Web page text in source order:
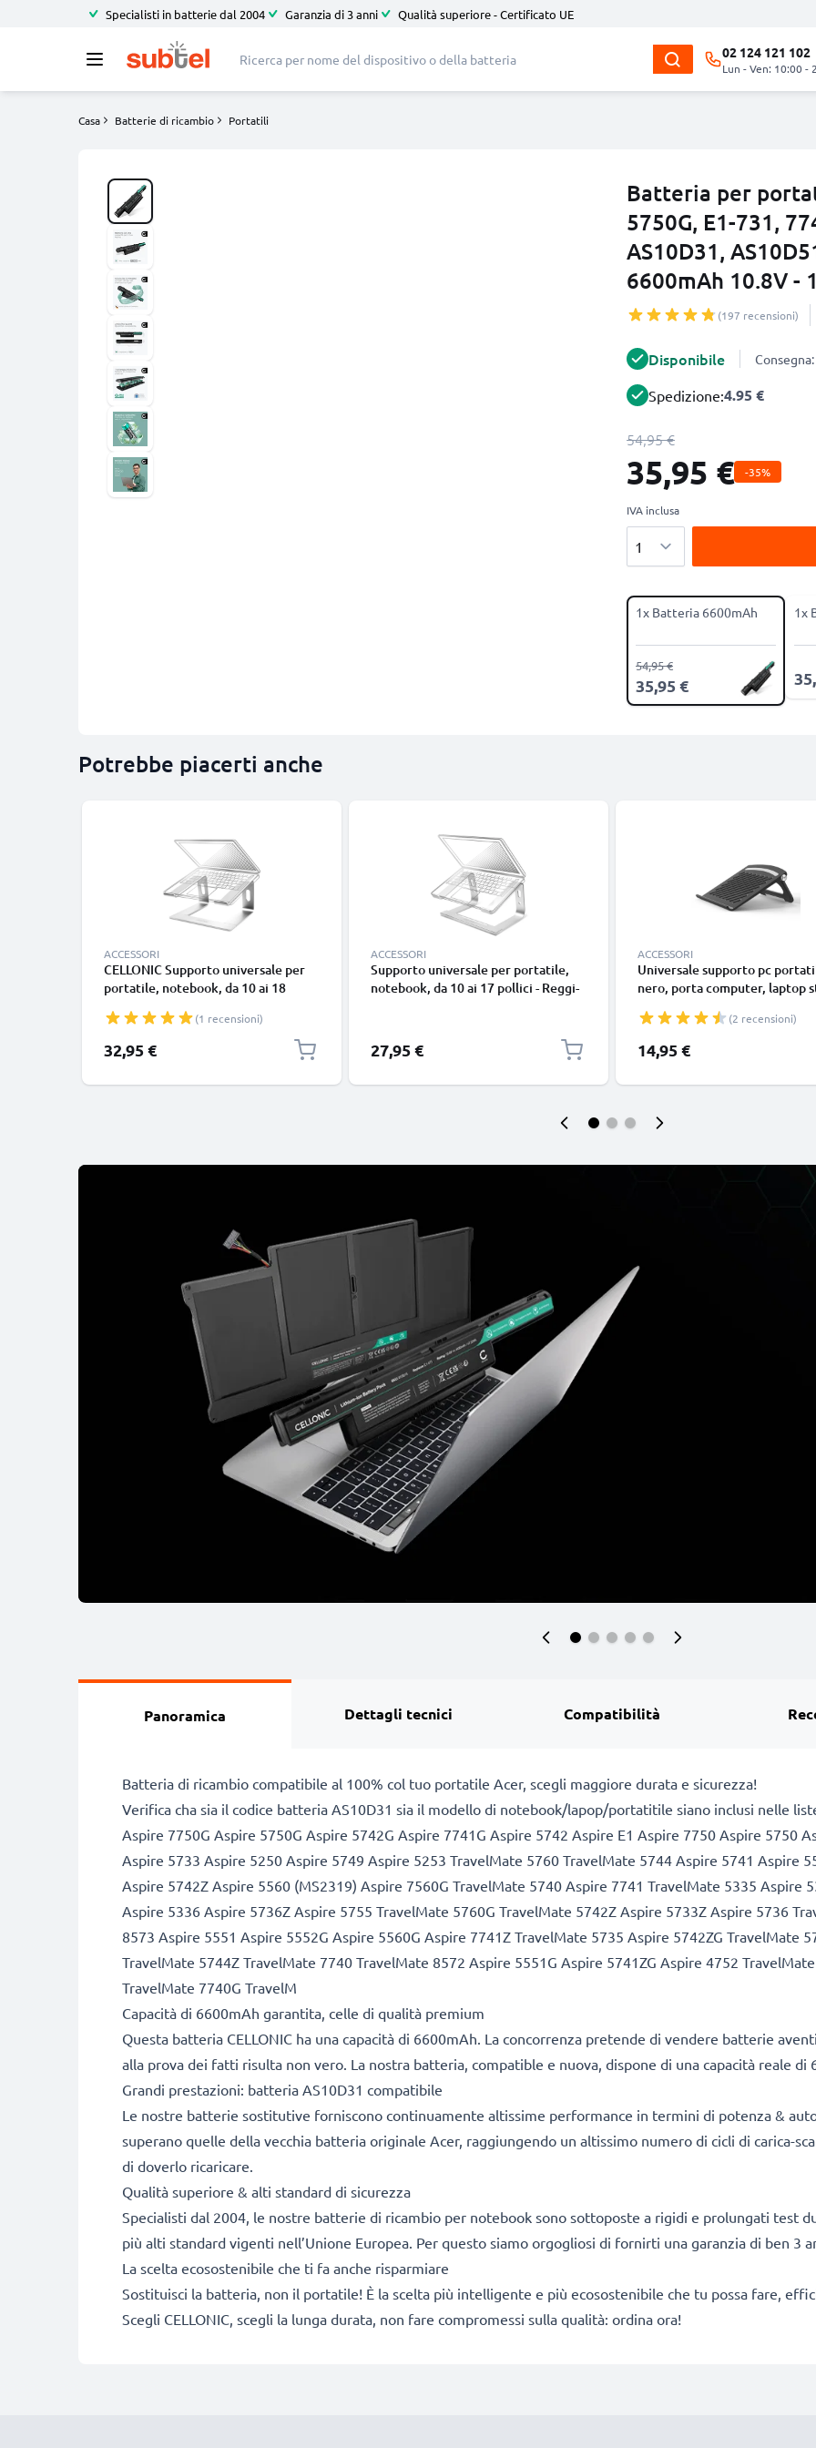
Specialisti in batterie dal 2004 Garanzia di 3 anni Qualità superiore - Certificato UE
02 124 121 102
Lun - Ven: 10:00 -
Casa Batterie di ricambio Portatili
Batteria per
5750G, E1-731,
AS10D31,
6600mAh 10.8V -
(197 recensioni)
Disponibile
Spedizione:4.95 €
54,95 €
35,95 € -35%
IVA inclusa
1x Batteria 6600mAh
35,95 €
54,95 €
1x
Potrebbe piacerti anche
ACCESSORI
CELLONIC Supporto universale per
portatile, notebook, da 10 ai 18
resistente e piacevole al tatto -
Stand stabile e robusto da 26*22*14
cm
(1 recensioni)
32,95 €
ACCESSORI
Supporto universale per portatile,
notebook, da 10 ai 17 pollici - Reggi-
robusto da 30x*22*17 cm
27,95 €
ACCESSORI
Universale supporto pc
nero, porta computer, laptop
aerazione e sostegno per una
postura più comoda – per
da 13” ai 17,3 pollici
(2 recensioni)
14,95 €
Panoramica Dettagli tecnici Compatibilità
Batteria di ricambio compatibile al 100% col tuo portatile Acer, scegli maggiore durata e sicurezza!
Verifica cha sia il codice batteria AS10D31 sia il modello di notebook/lapop/portatitile siano inclusi nelle
Aspire 7750G Aspire 5750G Aspire 5742G Aspire 7741G Aspire 5742 Aspire E1 Aspire 7750 Aspire 5750
Aspire 5733 Aspire 5250 Aspire 5749 Aspire 5253 TravelMate 5760 TravelMate 5744 Aspire 5741 Aspire
Aspire 5742Z Aspire 5560 (MS2319) Aspire 7560G TravelMate 5740 Aspire 7741 TravelMate 5335 Aspire
Aspire 5336 Aspire 5736Z Aspire 5755 TravelMate 5760G TravelMate 5742Z Aspire 5733Z Aspire 5736
8573 Aspire 5551 Aspire 5552G Aspire 5560G Aspire 7741Z TravelMate 5735 Aspire 5742ZG TravelMate
TravelMate 5744Z TravelMate 7740 TravelMate 8572 Aspire 5551G Aspire 5741ZG Aspire 4752
TravelMate 7740G TravelM
Capacità di 6600mAh garantita, celle di qualità premium
Questa batteria CELLONIC ha una capacità di 6600mAh. La concorrenza pretende di vendere batterie
alla prova dei fatti risulta non vero. La nostra batteria, compatible e nuova, dispone di una capacità reale di
Grandi prestazioni: batteria AS10D31 compatibile
Le nostre batterie sostitutive forniscono continuamente altissime performance in termini di potenza &
superano quelle della vecchia batteria originale Acer, raggiungendo un altissimo numero di cicli di carica-
di doverlo ricaricare.
Qualità superiore & alti standard di sicurezza
Specialisti dal 2004, le nostre batterie di ricambio per notebook sono sottoposte a rigidi e prolungati test
più alti standard vigenti nell’Unione Europea. Per questo siamo orgogliosi di fornirti una garanzia di ben 3
La scelta ecosostenibile che ti fa anche risparmiare
Sostituisci la batteria, non il portatile! È la scelta più intelligente e più ecosostenibile che tu possa fare,
Scegli CELLONIC, scegli la lunga durata, non fare compromessi sulla qualità: ordina ora!